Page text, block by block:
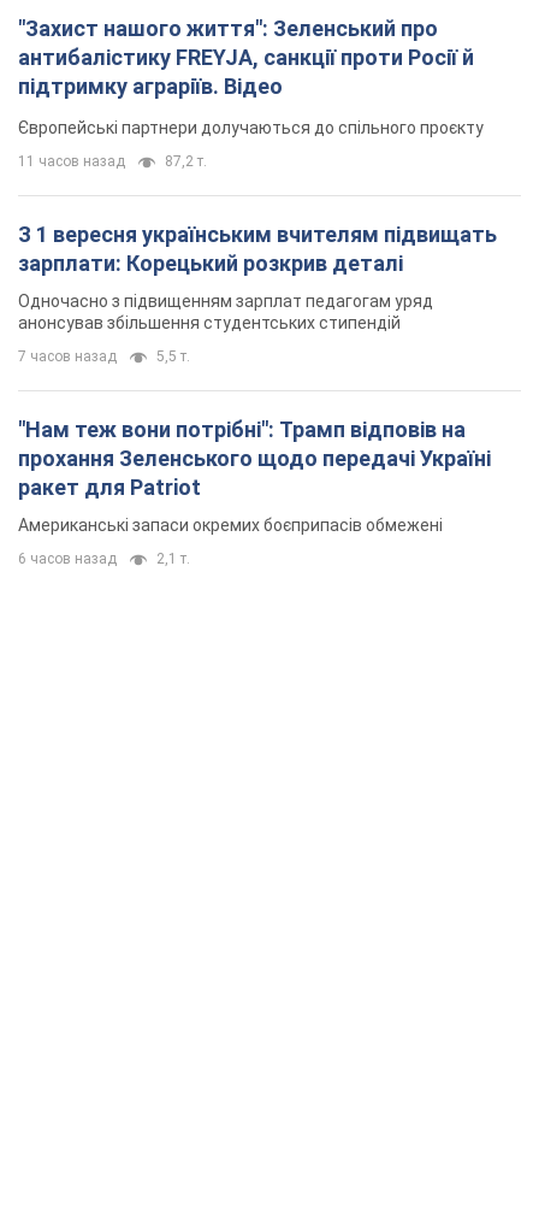
"Захист нашого життя": Зеленський про
антибалістику FREYJA, санкції проти Росії й
підтримку аграріїв. Відео
Європейські партнери долучаються до спільного проєкту
11 часов назад 87,2 т.
З 1 вересня українським вчителям підвищать
зарплати: Корецький розкрив деталі
Одночасно з підвищенням зарплат педагогам уряд
анонсував збільшення студентських стипендій
7 часов назад 5,5 т.
"Нам теж вони потрібні": Трамп відповів на
прохання Зеленського щодо передачі Україні
ракет для Patriot
Американські запаси окремих боєприпасів обмежені
6 часов назад 2,1 т.